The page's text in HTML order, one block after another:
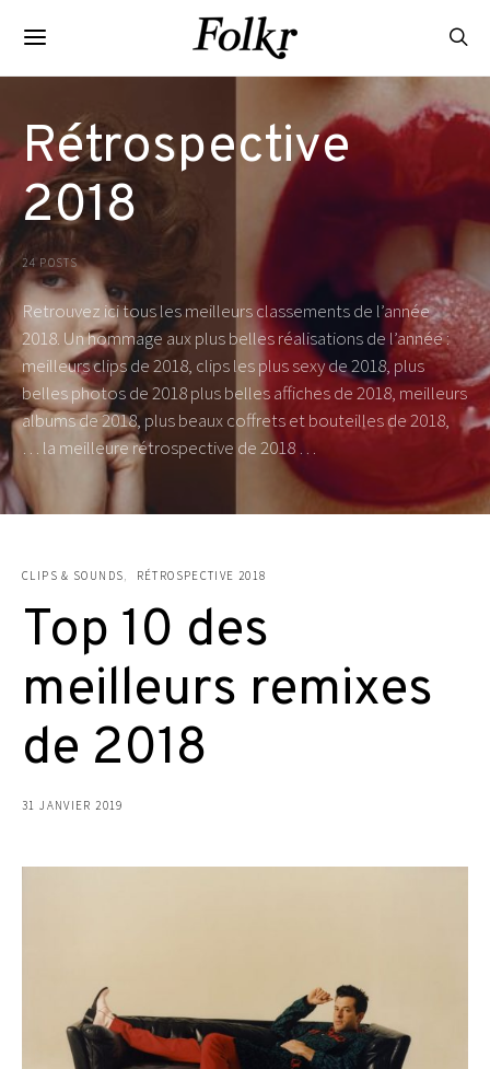
Rétrospective
2018
24 POSTS
Retrouvez ici tous les meilleurs classements de l’année
2018. Un hommage aux plus belles réalisations de l’année :
meilleurs clips de 2018, clips les plus sexy de 2018, plus
belles photos de 2018 plus belles affiches de 2018, meilleurs
albums de 2018, plus beaux coffrets et bouteilles de 2018,
… la meilleure rétrospective de 2018 …
CLIPS & SOUNDS RÉTROSPECTIVE 2018
Top 10 des
meilleurs remixes
de 2018
31 JANVIER 2019